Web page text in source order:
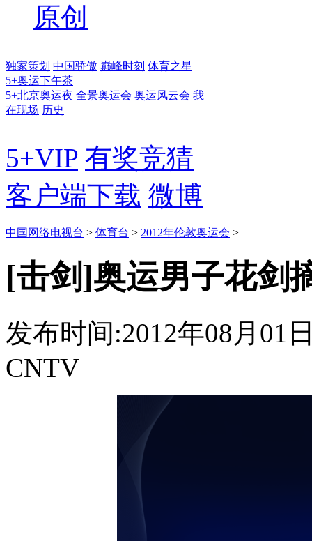
原创
独家策划 中国骄傲 巅峰时刻 体育之星
5+奥运下午茶
5+北京奥运夜 全景奥运会 奥运风云会 我
在现场 历史
5+VIP 有奖竞猜
客户端下载 微博
中国网络电视台 > 体育台 > 2012年伦敦奥运会 >
[击剑]奥运男子花剑
发布时间:2012年08月01
CNTV